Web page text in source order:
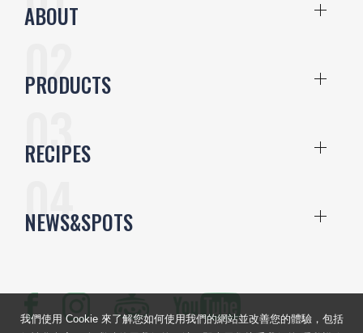
ABOUT
PRODUCTS
RECIPES
NEWS&SPOTS
我們使用 Cookie 來了解您如何使用我們的網站並改善您的體驗，包括